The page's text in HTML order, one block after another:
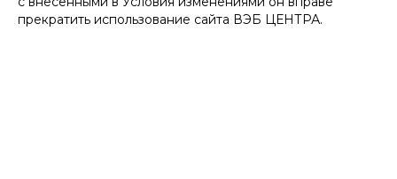
прекратить использование сайта ВЭБ ЦЕНТРА.